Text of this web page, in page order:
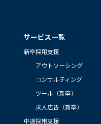
サービス一覧
新卒採用支援
アウトソーシング
コンサルティング
ツール（新卒）
求人広告（新卒）
中途採用支援